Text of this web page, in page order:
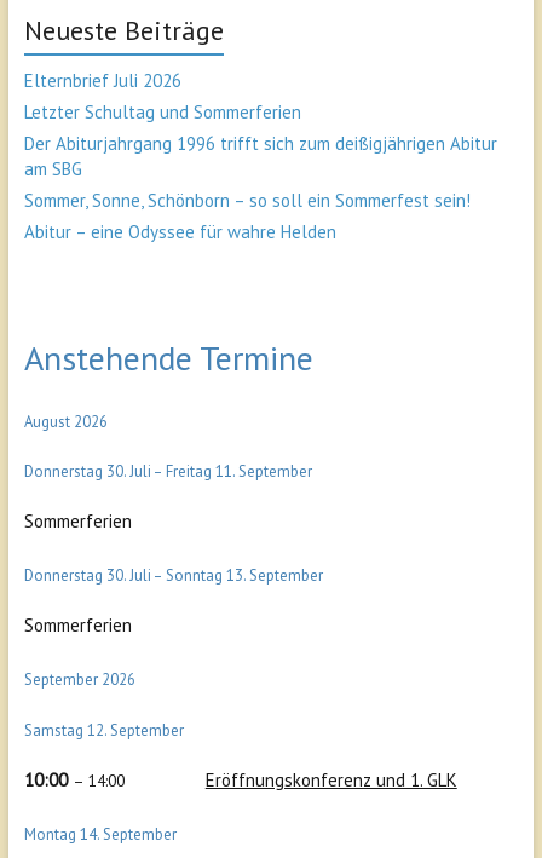
Neueste Beiträge
Elternbrief Juli 2026
Letzter Schultag und Sommerferien
Der Abiturjahrgang 1996 trifft sich zum deißigjährigen Abitur
am SBG
Sommer, Sonne, Schönborn – so soll ein Sommerfest sein!
Abitur – eine Odyssee für wahre Helden
Anstehende Termine
August 2026
Donnerstag 30.Juli – Freitag 11.September
Sommerferien
Donnerstag 30.Juli – Sonntag 13.September
Sommerferien
September 2026
Samstag 12.September
10:00 – 14:00 Eröffnungskonferenz und 1. GLK
Montag 14.September